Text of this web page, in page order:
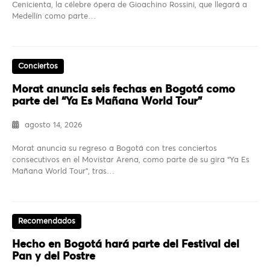
Cenicienta, la célebre ópera de Gioachino Rossini, que llegará a
Medellín como parte…
Conciertos
Morat anuncia seis fechas en Bogotá como
parte del “Ya Es Mañana World Tour”
agosto 14, 2026
Morat anuncia su regreso a Bogotá con tres conciertos
consecutivos en el Movistar Arena, como parte de su gira “Ya Es
Mañana World Tour”, tras…
Recomendados
Hecho en Bogotá hará parte del Festival del
Pan y del Postre